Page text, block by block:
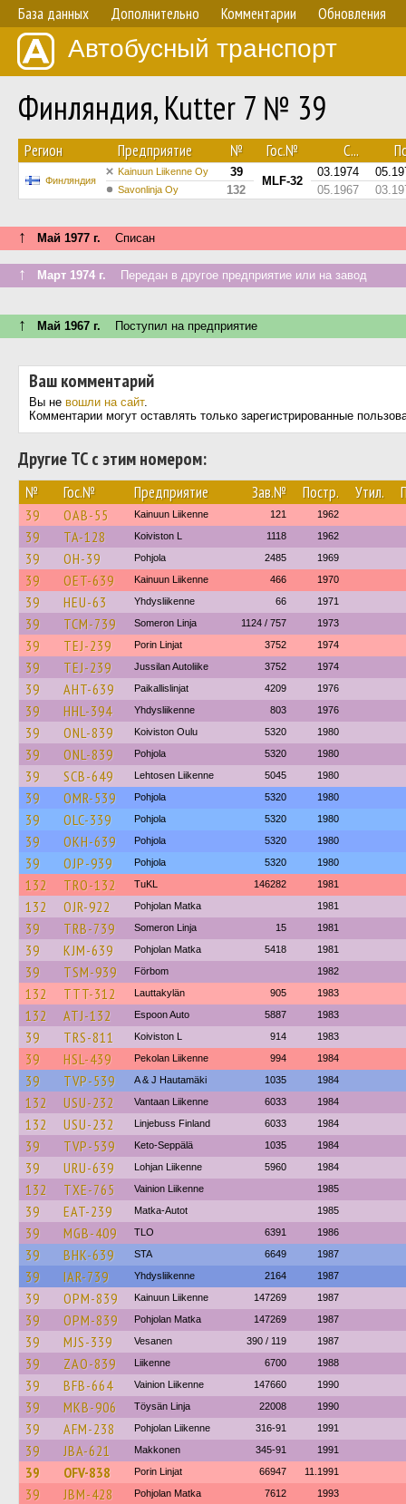
База данных Дополнительно Комментарии Обновления
Автобусный транспорт
Финляндия, Kutter 7 № 39
Регион Предприятие № Гос.№ С...
Финляндия
Kainuun Liikenne Oy 39
MLF-32
03.1974
Savonlinja Oy 132 05.1967
↑ Май 1977 г. Списан
↑ Март 1974 г. Передан в другое предприятие или на завод
↑ Май 1967 г. Поступил на предприятие
Ваш комментарий
Вы не вошли на сайт.
Комментарии могут оставлять только зарегистрированные
Другие ТС с этим номером:
№ Гос.№ Предприятие Зав.№ Постр. Утил.
39 OAB-55 Kainuun Liikenne 121 1962
39 TA-128 Koiviston L 1118 1962
39 OH-39 Pohjola 2485 1969
39 OET-639 Kainuun Liikenne 466 1970
39 HEU-63 Yhdysliikenne 66 1971
39 TCM-739 Someron Linja 1124 / 757 1973
39 TEJ-239 Porin Linjat 3752 1974
39 TEJ-239 Jussilan Autoliike 3752 1974
39 AHT-639 Paikallislinjat 4209 1976
39 HHL-394 Yhdysliikenne 803 1976
39 ONL-839 Koiviston Oulu 5320 1980
39 ONL-839 Pohjola 5320 1980
39 SCB-649 Lehtosen Liikenne 5045 1980
39 OMR-539 Pohjola 5320 1980
39 OLC-339 Pohjola 5320 1980
39 OKH-639 Pohjola 5320 1980
39 OJP-939 Pohjola 5320 1980
132 TRO-132 TuKL 146282 1981
132 OJR-922 Pohjolan Matka 1981
39 TRB-739 Someron Linja 15 1981
39 KJM-639 Pohjolan Matka 5418 1981
39 TSM-939 Förbom 1982
132 TTT-312 Lauttakylän 905 1983
132 ATJ-132 Espoon Auto 5887 1983
39 TRS-811 Koiviston L 914 1983
39 HSL-439 Pekolan Liikenne 994 1984
39 TVP-539 A & J Hautamäki 1035 1984
132 USU-232 Vantaan Liikenne 6033 1984
132 USU-232 Linjebuss Finland 6033 1984
39 TVP-539 Keto-Seppälä 1035 1984
39 URU-639 Lohjan Liikenne 5960 1984
132 TXE-765 Vainion Liikenne 1985
39 EAT-239 Matka-Autot 1985
39 MGB-409 TLO 6391 1986
39 BHK-639 STA 6649 1987
39 IAR-739 Yhdysliikenne 2164 1987
39 OPM-839 Kainuun Liikenne 147269 1987
39 OPM-839 Pohjolan Matka 147269 1987
39 MJS-339 Vesanen 390 / 119 1987
39 ZAO-839 Liikenne 6700 1988
39 BFB-664 Vainion Liikenne 147660 1990
39 MKB-906 Töysän Linja 22008 1990
39 AFM-238 Pohjolan Liikenne 316-91 1991
39 JBA-621 Makkonen 345-91 1991
39 OFV-838 Porin Linjat 66947 11.1991
39 JBM-428 Pohjolan Matka 7612 1993